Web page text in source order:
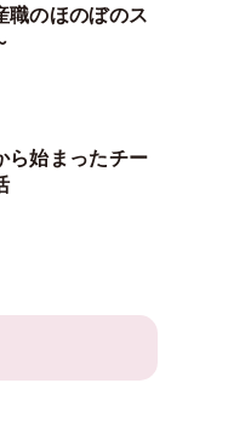
職のほのぼのス
ら始まったチー